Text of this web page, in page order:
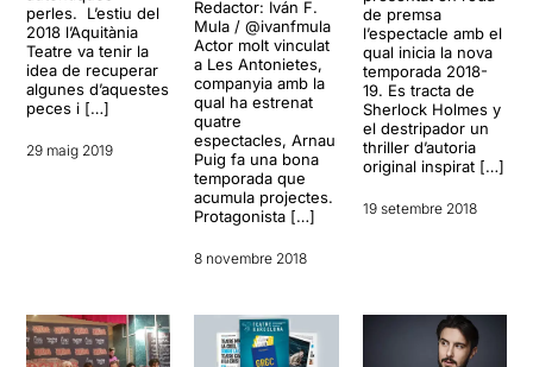
perles. L’estiu del
2018 l’Aquitània
Teatre va tenir la
idea de recuperar
algunes d’aquestes
peces i […]
29 maig 2019
Redactor: Iván F.
Mula / @ivanfmula
Actor molt vinculat
a Les Antonietes,
companyia amb la
qual ha estrenat
quatre
espectacles, Arnau
Puig fa una bona
temporada que
acumula projectes.
Protagonista […]
8 novembre 2018
de premsa
l’espectacle amb el
qual inicia la nova
temporada 2018-
19. Es tracta de
Sherlock Holmes y
el destripador un
thriller d’autoria
original inspirat […]
19 setembre 2018